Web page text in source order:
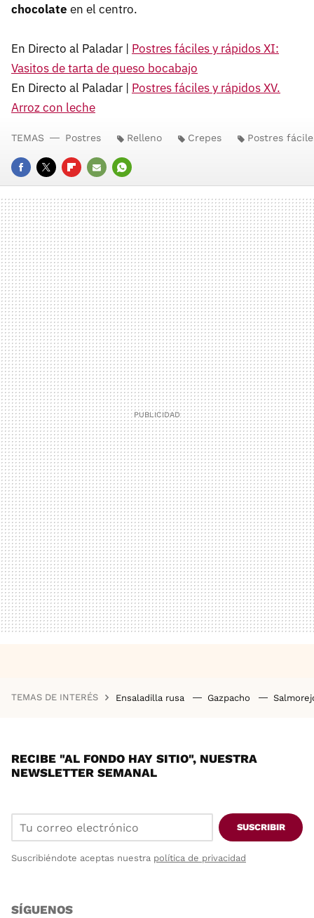
chocolate en el centro.
En Directo al Paladar | Postres fáciles y rápidos XI:
Vasitos de tarta de queso bocabajo
En Directo al Paladar | Postres fáciles y rápidos XV.
Arroz con leche
FACEBOOK
TWITTERFLIPBOARD
E-
MAIL
WHATSAPP
TEMAS Postres Relleno Crepes Postres
TEMAS DE INTERÉS Ensaladilla rusa Gazpacho
RECIBE "AL FONDO HAY SITIO", NUESTRA
NEWSLETTER SEMANAL
SUSCRIBIR
Suscribiéndote aceptas nuestra política de privacidad
SÍGUENOS